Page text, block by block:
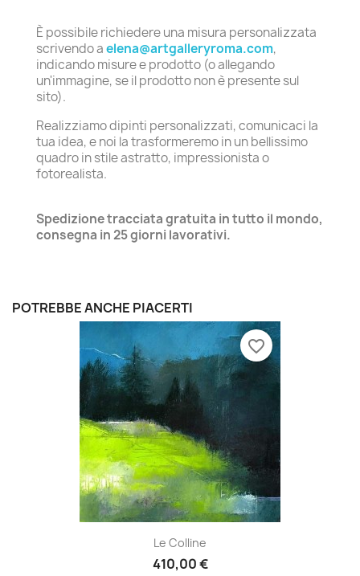
È possibile richiedere una misura personalizzata
scrivendo aelena@artgalleryroma.com,
indicando misure e prodotto (o allegando
un'immagine, se il prodotto non è presente sul
sito).
Realizziamo dipinti personalizzati, comunicaci la
tua idea, e noi la trasformeremo in un bellissimo
quadro in stile astratto, impressionista o
fotorealista.
Spedizione tracciata gratuita in tutto il mondo,
consegna in 25 giorni lavorativi.
POTREBBE ANCHE PIACERTI
Le Colline
410,00 €
favorite_border